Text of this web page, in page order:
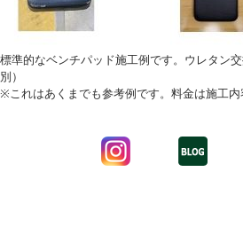
標準的なベンチパッド施工例です。ウレタン
別）
※これはあくまでも参考例です。料金は施工内